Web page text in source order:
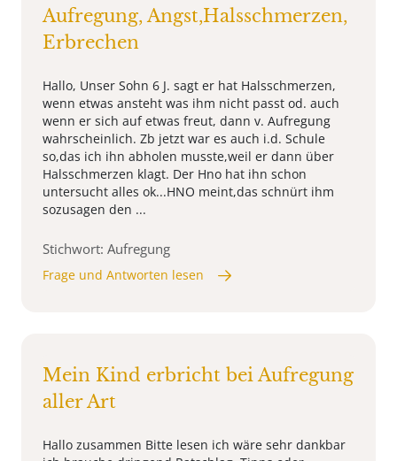
Aufregung, Angst,Halsschmerzen,
Erbrechen
Hallo, Unser Sohn 6 J. sagt er hat Halsschmerzen,
wenn etwas ansteht was ihm nicht passt od. auch
wenn er sich auf etwas freut, dann v. Aufregung
wahrscheinlich. Zb jetzt war es auch i.d. Schule
so,das ich ihn abholen musste,weil er dann über
Halsschmerzen klagt. Der Hno hat ihn schon
untersucht alles ok...HNO meint,das schnürt ihm
sozusagen den ...
Stichwort: Aufregung
Frage und Antworten lesen
Mein Kind erbricht bei Aufregung
aller Art
Hallo zusammen Bitte lesen ich wäre sehr dankbar